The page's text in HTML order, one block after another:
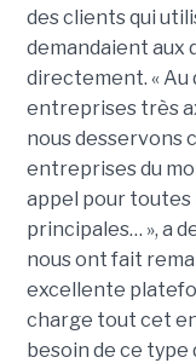
des clients qui
demandaient aux
directement. «
entreprises très
nous desservons
entreprises du
appel pour
principales… », a
nous ont fait
excellente
charge tout cet
besoin de ce type